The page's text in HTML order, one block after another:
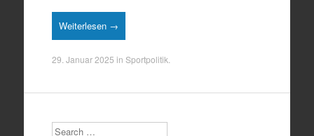
Weiterlesen →
29. Januar 2025 in Sportpolitik
Search